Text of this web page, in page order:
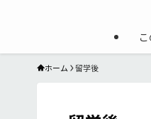
ホーム 留学後